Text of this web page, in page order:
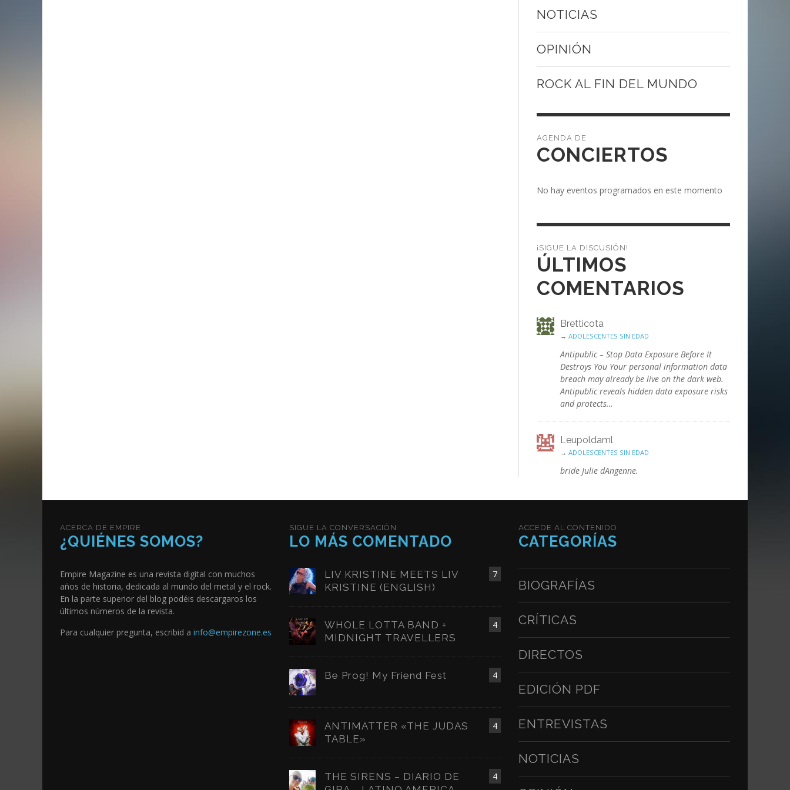
NOTICIAS
OPINIÓN
ROCK AL FIN DEL MUNDO
CONCIERTOS
No hay eventos programados en este momento
¡SIGUE LA DISCUSIÓN!
ÚLTIMOS
COMENTARIOS
Bretticota
→ ADOLESCENTES SIN EDAD
Antipublic – Stop Data Exposure Before It
Destroys You Your personal information data
breach may already be live on the dark web.
Antipublic reveals hidden data exposure risks
and protects…
Leupoldaml
→ ADOLESCENTES SIN EDAD
bride Julie dAngenne.
ACERCA DE EMPIRE
¿QUIÉNES SOMOS?
Empire Magazine es una revista digital con muchos
años de historia, dedicada al mundo del metal y el rock.
En la parte superior del blog podéis descargaros los
últimos números de la revista.
Para cualquier pregunta, escribid a info@empirezone.es
SIGUE LA CONVERSACIÓN
LO MÁS COMENTADO
7
LIV KRISTINE MEETS LIV
KRISTINE (ENGLISH)
4
WHOLE LOTTA BAND +
MIDNIGHT TRAVELLERS
4
Be Prog! My Friend Fest
4
ANTIMATTER «THE JUDAS
TABLE»
4
THE SIRENS – DIARIO DE
ACCEDE AL CONTENIDO
CATEGORÍAS
BIOGRAFÍAS
CRÍTICAS
DIRECTOS
EDICIÓN PDF
ENTREVISTAS
NOTICIAS